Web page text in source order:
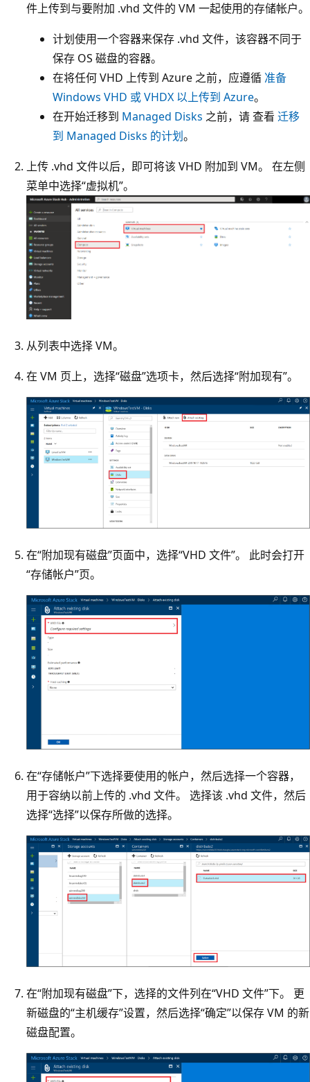
件上传到与要附加 .vhd 文件的 VM 一起使用的存储帐户。
计划使用一个容器来保存 .vhd 文件，该容器不同于
保存 OS 磁盘的容器。
在将任何 VHD 上传到 Azure 之前，应遵循 准备
Windows VHD 或 VHDX 以上传到 Azure。
在开始迁移到 Managed Disks 之前，请 查看 迁移
到 Managed Disks 的计划。
上传 .vhd 文件以后，即可将该 VHD 附加到 VM。 在左侧
菜单中选择“虚拟机”。
从列表中选择 VM。
在 VM 页上，选择“磁盘”选项卡，然后选择“附加现有”。
在“附加现有磁盘”页面中，选择“VHD 文件”。 此时会打开
“存储帐户”页。
在“存储帐户”下选择要使用的帐户，然后选择一个容器，
用于容纳以前上传的 .vhd 文件。 选择该 .vhd 文件，然后
选择“选择”以保存所做的选择。
在“附加现有磁盘”下，选择的文件列在“VHD 文件”下。 更
新磁盘的“主机缓存”设置，然后选择“确定”以保存 VM 的新
磁盘配置。